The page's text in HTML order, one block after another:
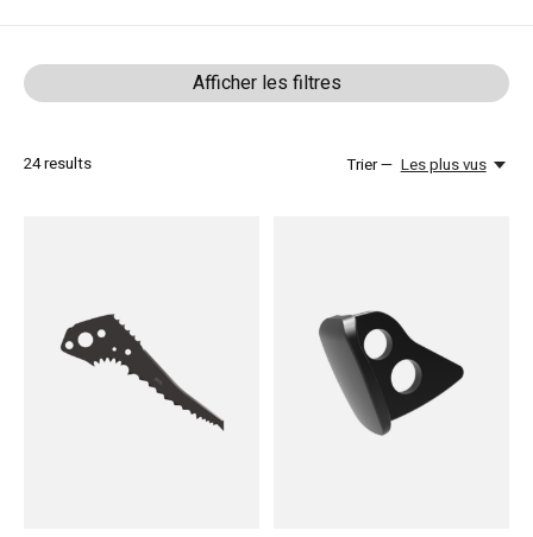
Afficher les filtres
24results Trier — Les plus vus